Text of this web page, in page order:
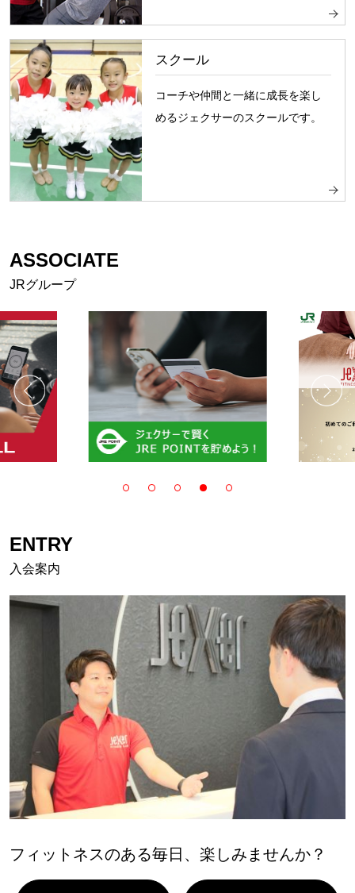
スクール
コーチや仲間と一緒に成長を楽し
めるジェクサーのスクールです。
ASSOCIATE
JRグループ
ENTRY
入会案内
フィットネスのある毎日、楽しみませんか？